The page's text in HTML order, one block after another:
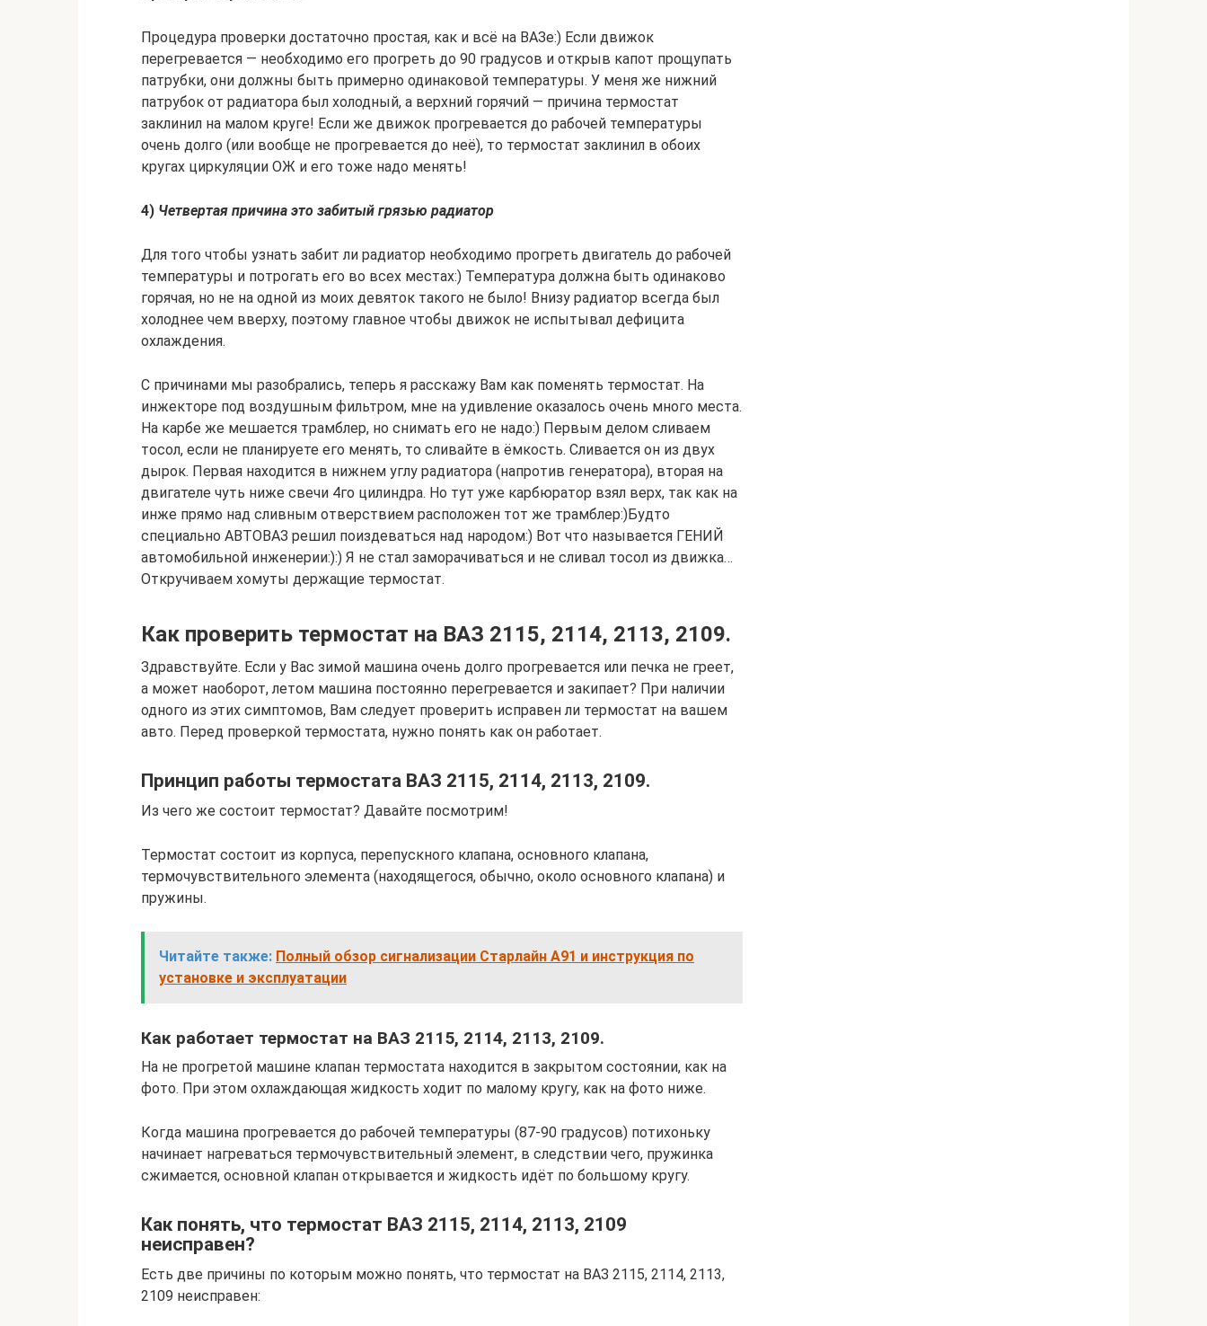
Процедура проверки достаточно простая, как и всё на ВАЗе:) Если движок
перегревается — необходимо его прогреть до 90 градусов и открыв капот прощупать
патрубки, они должны быть примерно одинаковой температуры. У меня же нижний
патрубок от радиатора был холодный, а верхний горячий — причина термостат
заклинил на малом круге! Если же движок прогревается до рабочей температуры
очень долго (или вообще не прогревается до неё), то термостат заклинил в обоих
кругах циркуляции ОЖ и его тоже надо менять!
4) Четвертая причина это забитый грязью радиатор
Для того чтобы узнать забит ли радиатор необходимо прогреть двигатель до рабочей
температуры и потрогать его во всех местах:) Температура должна быть одинаково
горячая, но не на одной из моих девяток такого не было! Внизу радиатор всегда был
холоднее чем вверху, поэтому главное чтобы движок не испытывал дефицита
охлаждения.
С причинами мы разобрались, теперь я расскажу Вам как поменять термостат. На
инжекторе под воздушным фильтром, мне на удивление оказалось очень много места.
На карбе же мешается трамблер, но снимать его не надо:) Первым делом сливаем
тосол, если не планируете его менять, то сливайте в ёмкость. Сливается он из двух
дырок. Первая находится в нижнем углу радиатора (напротив генератора), вторая на
двигателе чуть ниже свечи 4го цилиндра. Но тут уже карбюратор взял верх, так как на
инже прямо над сливным отверствием расположен тот же трамблер:)Будто
специально АВТОВАЗ решил поиздеваться над народом:) Вот что называется ГЕНИЙ
автомобильной инженерии:):) Я не стал заморачиваться и не сливал тосол из движка…
Откручиваем хомуты держащие термостат.
Как проверить термостат на ВАЗ 2115, 2114, 2113, 2109.
Здравствуйте. Если у Вас зимой машина очень долго прогревается или печка не греет,
а может наоборот, летом машина постоянно перегревается и закипает? При наличии
одного из этих симптомов, Вам следует проверить исправен ли термостат на вашем
авто. Перед проверкой термостата, нужно понять как он работает.
Принцип работы термостата ВАЗ 2115, 2114, 2113, 2109.
Из чего же состоит термостат? Давайте посмотрим!
Термостат состоит из корпуса, перепускного клапана, основного клапана,
термочувствительного элемента (находящегося, обычно, около основного клапана) и
пружины.
Читайте также: Полный обзор сигнализации Старлайн А91 и инструкция по
установке и эксплуатации
Как работает термостат на ВАЗ 2115, 2114, 2113, 2109.
На не прогретой машине клапан термостата находится в закрытом состоянии, как на
фото. При этом охлаждающая жидкость ходит по малому кругу, как на фото ниже.
Когда машина прогревается до рабочей температуры (87-90 градусов) потихоньку
начинает нагреваться термочувствительный элемент, в следствии чего, пружинка
сжимается, основной клапан открывается и жидкость идёт по большому кругу.
Как понять, что термостат ВАЗ 2115, 2114, 2113, 2109
неисправен?
Есть две причины по которым можно понять, что термостат на ВАЗ 2115, 2114, 2113,
2109 неисправен: